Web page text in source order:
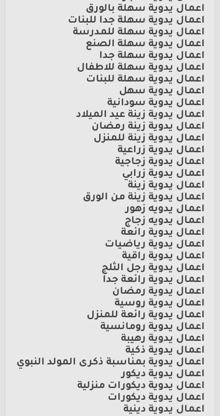
اعمال يدوية سهلة بالورق
اعمال يدوية سهلة جدا للبنات
اعمال يدوية سهلة للمدرسة
اعمال يدوية سهلة الصنع
اعمال يدوية سهلة جدا
اعمال يدوية سهلة للاطفال
اعمال يدوية سهلة للبنات
اعمال يدوية سهل
اعمال يدوية سودانية
اعمال يدوية زينة عيد الميلاد
اعمال يدوية زينة رمضان
اعمال يدوية زينة للمنزل
اعمال يدوية زراعية
اعمال يدوية زجاجية
اعمال يدوية زرابي
اعمال يدوية زينة
اعمال يدوية زينة من الورق
اعمال يدويه زهور
اعمال يدويه زجاج
اعمال يدوية رائعة
اعمال يدوية رياضيات
اعمال يدوية راقية
اعمال يدوية رجل الثلج
اعمال يدوية رائعة جدا
اعمال يدوية رمضان
اعمال يدوية روسية
اعمال يدوية رائعة للمنزل
اعمال يدوية رومانسية
اعمال يدوية رهيبة
اعمال يدوية ذكية
اعمال يدوية بمناسبة ذكرى المولد النبوي
اعمال يدوية ديكور
اعمال يدوية ديكورات منزلية
اعمال يدوية ديكورات
اعمال يدوية دينية